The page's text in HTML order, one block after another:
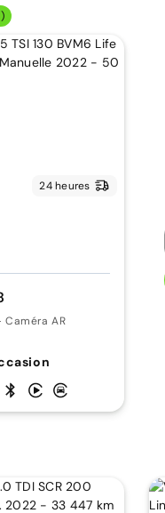
24 heures
Caméra AR